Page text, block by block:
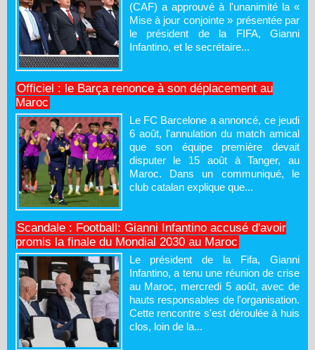
(CAF) a approuvé à l'unanimité la «
Mise à jour conjointe » présentée par
le président de la FIFA, Gianni
Infantino, et le secrétaire...
Officiel : le Barça renonce à son déplacement au
Maroc
Le FC Barcelone a annoncé, ce jeudi
6 août, l'annulation du match amical
que son équipe première devait
disputer le 15 août à Tanger, au
Maroc. Dans un communiqué, le
club catalan explique que...
Scandale : Football: Gianni Infantino accusé d'avoir
promis la finale du Mondial 2030 au Maroc
Le président de la Fifa, Gianni
Infantino, a tenu une réunion de crise
au Maroc, mercredi 5 août, avec de
hauts responsables de l'organisation.
Cette rencontre s'est déroulée à huis
clos, loin de la...